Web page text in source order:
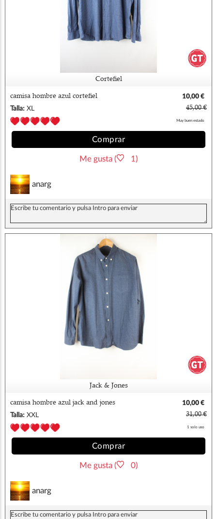
Cortefiel
camisa hombre azul cortefiel
10,00 €
Talla: XL 45,00 €
Muy buen estado
Comprar
Me gusta ( 1)
anarg
Jack & Jones
camisa hombre azul jack and jones
10,00 €
Talla: XXL 31,00 €
1 solo uso
Comprar
Me gusta ( 0)
anarg